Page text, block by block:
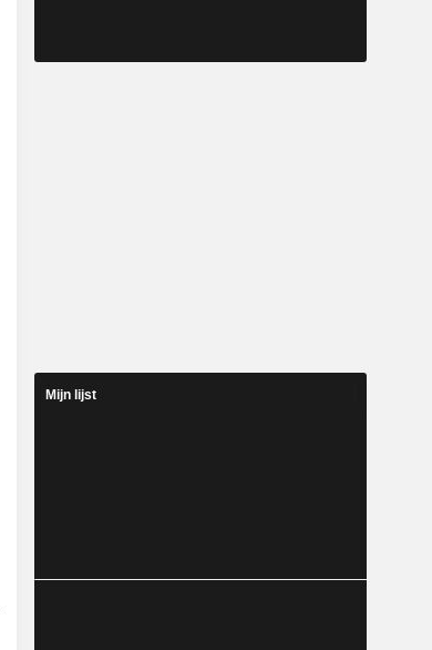
Mijn lijst